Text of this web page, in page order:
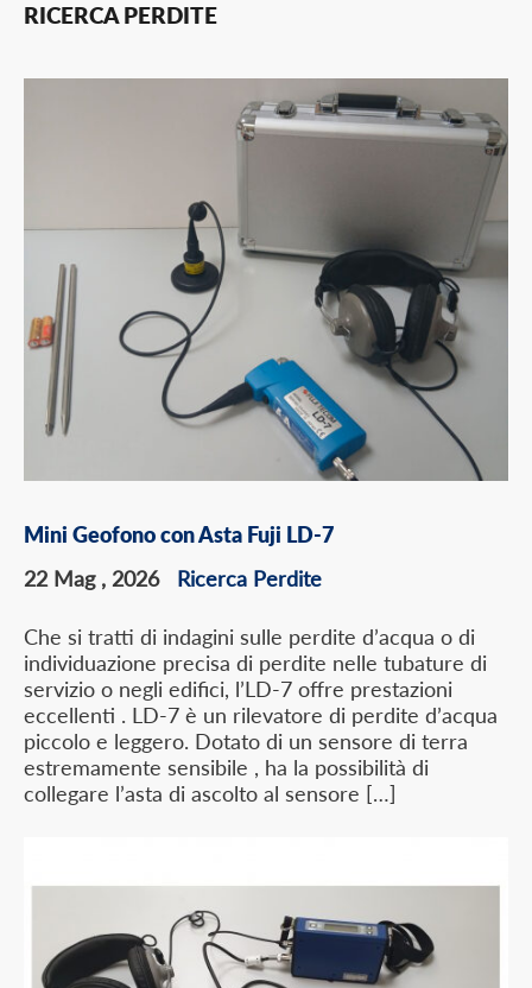
SALTARICERCA PERDITE
Mini Geofono con Asta Fuji LD-7
22 Mag , 2026 Ricerca Perdite
Che si tratti di indagini sulle perdite d’acqua o di
individuazione precisa di perdite nelle tubature di
servizio o negli edifici, l’LD-7 offre prestazioni
eccellenti . LD-7 è un rilevatore di perdite d’acqua
piccolo e leggero. Dotato di un sensore di terra
estremamente sensibile , ha la possibilità di
collegare l’asta di ascolto al sensore […]